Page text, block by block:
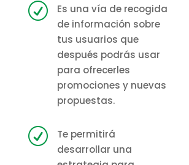
R
Es una vía de recogida
de información sobre
tus usuarios que
después podrás usar
para ofrecerles
promociones y nuevas
propuestas.
R
Te permitirá
desarrollar una